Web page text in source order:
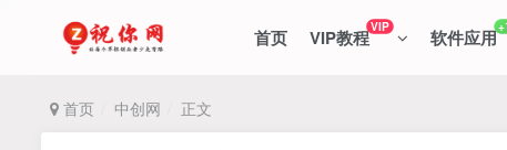
首页 VIP教程VIP 软件应用
首页 中创网 正文